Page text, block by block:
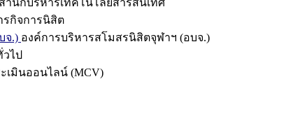
รกิจการนิสิต
จ.) องค์การบริหารสโมสรนิสิตจุฬาฯ (อบจ.)
ไป
เมินออนไลน์ (MCV)